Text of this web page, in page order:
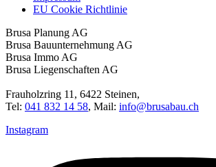
EU Cookie Richtlinie
Brusa Planung AG
Brusa Bauunternehmung AG
Brusa Immo AG
Brusa Liegenschaften AG
Frauholzring 11, 6422 Steinen,
Tel: 041 832 14 58, Mail: info@brusabau.ch
Instagram